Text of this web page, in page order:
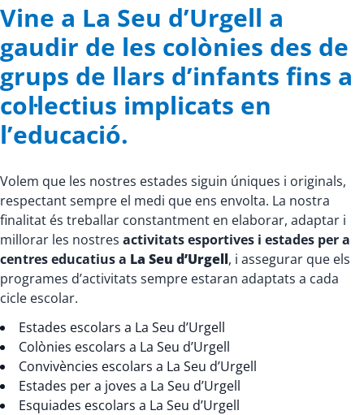
Vine a La Seu d’Urgell a
gaudir de les colònies des de
grups de llars d’infants fins a
col·lectius implicats en
l’educació.
Volem que les nostres estades siguin úniques i originals,
respectant sempre el medi que ens envolta. La nostra
finalitat és treballar constantment en elaborar, adaptar i
millorar les nostres activitats esportives i estades per a
centres educatius a La Seu d’Urgell, i assegurar que els
programes d’activitats sempre estaran adaptats a cada
cicle escolar.
Estades escolars a La Seu d’Urgell
Colònies escolars a La Seu d’Urgell
Convivències escolars a La Seu d’Urgell
Estades per a joves a La Seu d’Urgell
Esquiades escolars a La Seu d’Urgell